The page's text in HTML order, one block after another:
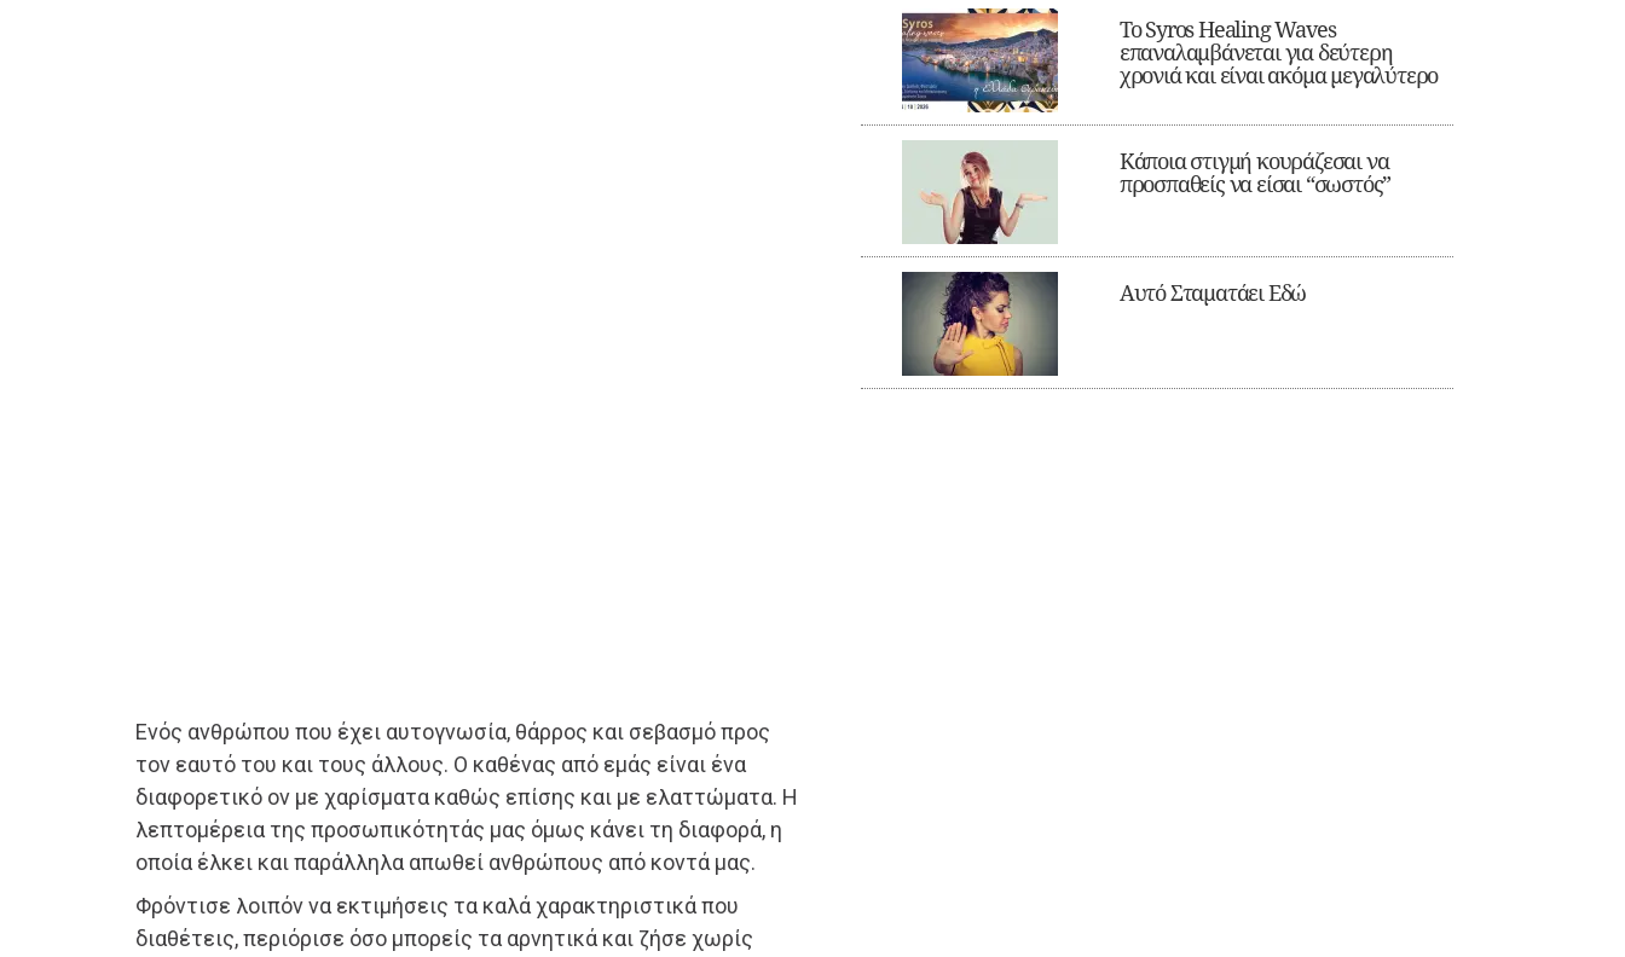
Ενός ανθρώπου που έχει αυτογνωσία, θάρρος και σεβασμό προς
τον εαυτό του και τους άλλους. Ο καθένας από εμάς είναι ένα
διαφορετικό ον με χαρίσματα καθώς επίσης και με ελαττώματα. Η
λεπτομέρεια της προσωπικότητάς μας όμως κάνει τη διαφορά, η
οποία έλκει και παράλληλα απωθεί ανθρώπους από κοντά μας.
Φρόντισε λοιπόν να εκτιμήσεις τα καλά χαρακτηριστικά που
διαθέτεις, περιόρισε όσο μπορείς τα αρνητικά και ζήσε χωρίς
Το Syros Healing Waves
επαναλαμβάνεται για δεύτερη
χρονιά και είναι ακόμα μεγαλύτερο
Κάποια στιγμή κουράζεσαι να
προσπαθείς να είσαι “σωστός”
Αυτό Σταματάει Εδώ